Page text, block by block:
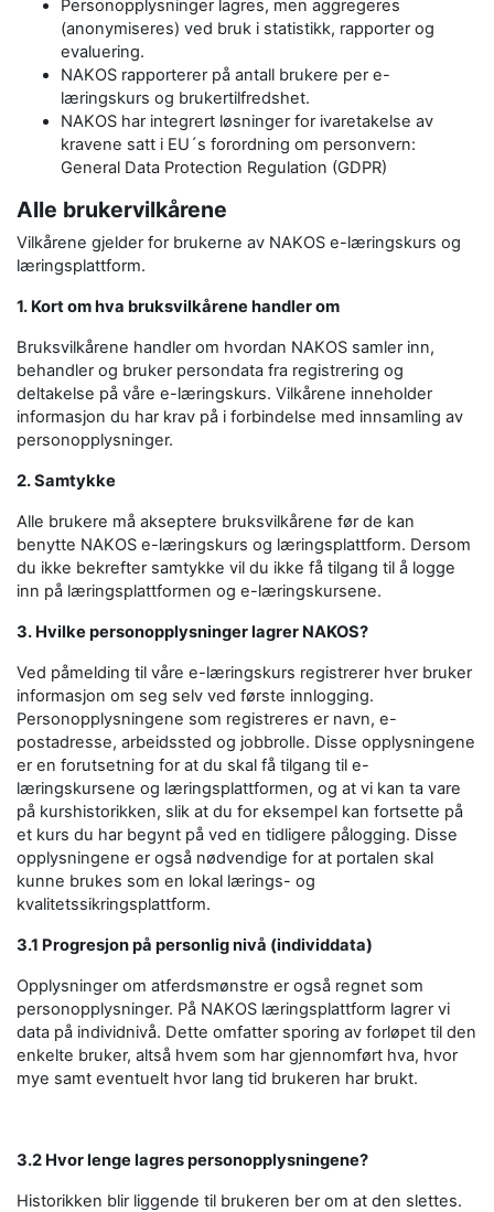
Personopplysninger lagres, men aggregeres
(anonymiseres) ved bruk i statistikk, rapporter og
evaluering.
NAKOS rapporterer på antall brukere per e-
læringskurs og brukertilfredshet.
NAKOS har integrert løsninger for ivaretakelse av
kravene satt i EU´s forordning om personvern:
General Data Protection Regulation (GDPR)
Alle brukervilkårene
Vilkårene gjelder for brukerne av NAKOS e-læringskurs og
læringsplattform.
1. Kort om hva bruksvilkårene handler om
Bruksvilkårene handler om hvordan NAKOS samler inn,
behandler og bruker persondata fra registrering og
deltakelse på våre e-læringskurs. Vilkårene inneholder
informasjon du har krav på i forbindelse med innsamling av
personopplysninger.
2. Samtykke
Alle brukere må akseptere bruksvilkårene før de kan
benytte NAKOS e-læringskurs og læringsplattform. Dersom
du ikke bekrefter samtykke vil du ikke få tilgang til å logge
inn på læringsplattformen og e-læringskursene.
3. Hvilke personopplysninger lagrer NAKOS?
Ved påmelding til våre e-læringskurs registrerer hver bruker
informasjon om seg selv ved første innlogging.
Personopplysningene som registreres er navn, e-
postadresse, arbeidssted og jobbrolle. Disse opplysningene
er en forutsetning for at du skal få tilgang til e-
læringskursene og læringsplattformen, og at vi kan ta vare
på kurshistorikken, slik at du for eksempel kan fortsette på
et kurs du har begynt på ved en tidligere pålogging. Disse
opplysningene er også nødvendige for at portalen skal
kunne brukes som en lokal lærings- og
kvalitetssikringsplattform.
3.1 Progresjon på personlig nivå (individdata)
Opplysninger om atferdsmønstre er også regnet som
personopplysninger. På NAKOS læringsplattform lagrer vi
data på individnivå. Dette omfatter sporing av forløpet til den
enkelte bruker, altså hvem som har gjennomført hva, hvor
mye samt eventuelt hvor lang tid brukeren har brukt.
3.2 Hvor lenge lagres personopplysningene?
Historikken blir liggende til brukeren ber om at den slettes.